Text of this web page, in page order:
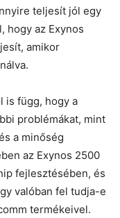
teljesít jól egy
hogy az Exynos
amikor
is függ, hogy a
problémákat, mint
a minőség
az Exynos 2500
fejlesztésében, és
valóban fel tudja-e
termékeivel.